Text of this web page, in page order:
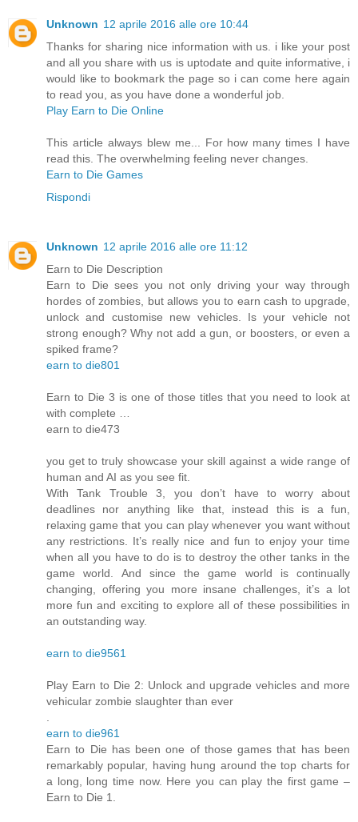
Unknown 12 aprile 2016 alle ore 10:44
Thanks for sharing nice information with us. i like your post
and all you share with us is uptodate and quite informative, i
would like to bookmark the page so i can come here again
to read you, as you have done a wonderful job.
Play Earn to Die Online
This article always blew me... For how many times I have
read this. The overwhelming feeling never changes.
Earn to Die Games
Rispondi
Unknown 12 aprile 2016 alle ore 11:12
Earn to Die Description
Earn to Die sees you not only driving your way through
hordes of zombies, but allows you to earn cash to upgrade,
unlock and customise new vehicles. Is your vehicle not
strong enough? Why not add a gun, or boosters, or even a
spiked frame?
earn to die801
Earn to Die 3 is one of those titles that you need to look at
with complete …
earn to die473
you get to truly showcase your skill against a wide range of
human and AI as you see fit.
With Tank Trouble 3, you don’t have to worry about
deadlines nor anything like that, instead this is a fun,
relaxing game that you can play whenever you want without
any restrictions. It’s really nice and fun to enjoy your time
when all you have to do is to destroy the other tanks in the
game world. And since the game world is continually
changing, offering you more insane challenges, it’s a lot
more fun and exciting to explore all of these possibilities in
an outstanding way.
earn to die9561
Play Earn to Die 2: Unlock and upgrade vehicles and more
vehicular zombie slaughter than ever
.
earn to die961
Earn to Die has been one of those games that has been
remarkably popular, having hung around the top charts for
a long, long time now. Here you can play the first game –
Earn to Die 1.